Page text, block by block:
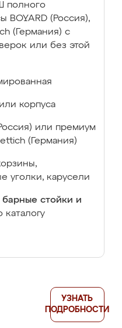
полного
BOYARD (Россия),
(Германия) с
или без этой
корпуса
или премиум
(Германия)
уголки, карусели
стойки и
каталогу
УЗНАТЬ
ПОДРОБНОСТИ